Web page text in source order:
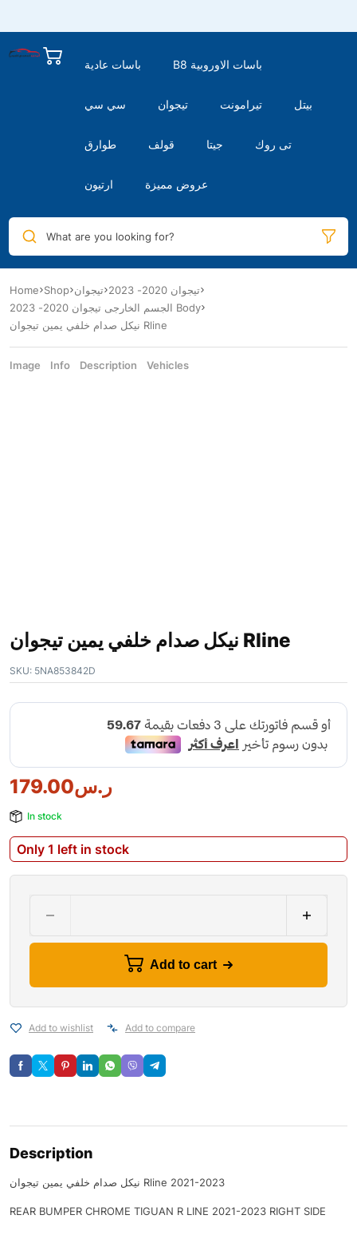
باسات عادية B8 باسات الاوروبية
سي سي تيجوان تيرامونت بيتل
طوارق قولف جيتا تى روك
ارتيون عروض مميزة
What are you looking for?
Home Shop تيجوان
تيجوان 2020- 2023
الجسم الخارجى تيجوان 2020- 2023 Body
نيكل صدام خلفي يمين تيجوان Rline
Image Info Description Vehicles
نيكل صدام خلفي يمين تيجوان Rline
SKU: 5NA853842D
ر.س179.00
In stock
Only 1 left in stock
Add to cart
Add to wishlist Add to compare
Description
نيكل صدام خلفي يمين تيجوان Rline 2021-2023
REAR BUMPER CHROME TIGUAN R LINE 2021-2023 RIGHT SIDE